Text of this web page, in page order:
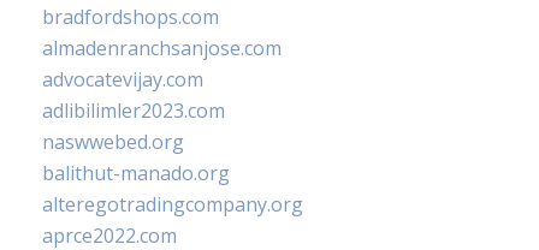
bradfordshops.com
almadenranchsanjose.com
advocatevijay.com
adlibilimler2023.com
naswwebed.org
balithut-manado.org
alteregotradingcompany.org
aprce2022.com